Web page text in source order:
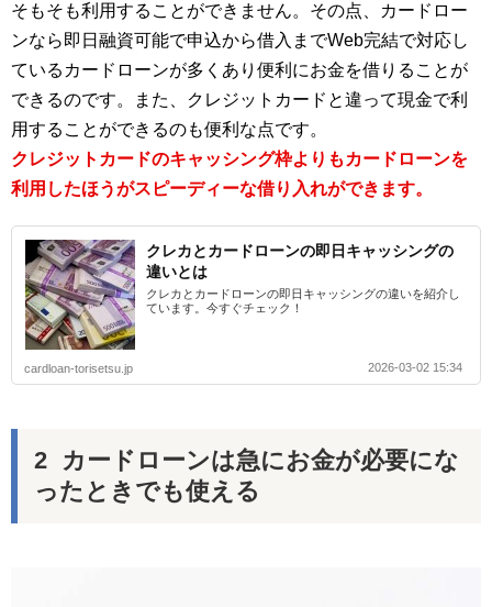
そもそも利用することができません。その点、カードロー
ンなら即日融資可能で申込から借入までWeb完結で対応し
ているカードローンが多くあり便利にお金を借りることが
できるのです。また、クレジットカードと違って現金で利
用することができるのも便利な点です。
クレジットカードのキャッシング枠よりもカードローンを
利用したほうがスピーディーな借り入れができます。
クレカとカードローンの即日キャッシングの
違いとは
クレカとカードローンの即日キャッシングの違いを紹介し
ています。今すぐチェック！
cardloan-torisetsu.jp 2026-03-02 15:34
カードローンは急にお金が必要にな
ったときでも使える